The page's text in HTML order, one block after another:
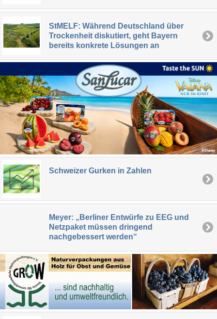
StMELF: Während Deutschland über
Trockenheit diskutiert, geht Bayern
bereits konkrete Lösungen an
Schweizer Gurken in Zahlen
Meyer: „Berliner Entwürfe zu EEG und
Netzpaket müssen dringend
nachgebessert werden“